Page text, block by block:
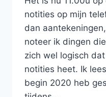
notities op mijn
dan
noteer ik dingen
zich wel logisch
notities heet. Ik
begin 2020 heb